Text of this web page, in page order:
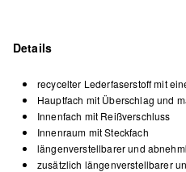
Details
recycelter Lederfaserstoff mit
Hauptfach mit Überschlag und
Innenfach mit Reißverschluss
Innenraum mit Steckfach
längenverstellbarer und
zusätzlich längenverstellbarer